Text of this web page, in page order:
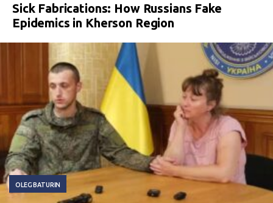
Sick Fabrications: How Russians Fake
Epidemics in Kherson Region
OLEG BATURIN